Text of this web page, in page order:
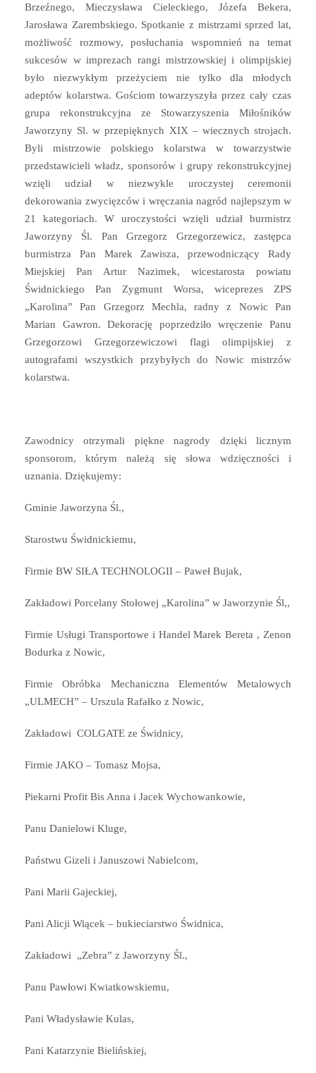
Brzeźnego, Mieczysława Cieleckiego, Józefa Bekera,
Jarosława Zarembskiego. Spotkanie z mistrzami sprzed lat,
możliwość rozmowy, posłuchania wspomnień na temat
sukcesów w imprezach rangi mistrzowskiej i olimpijskiej
było niezwykłym przeżyciem nie tylko dla młodych
adeptów kolarstwa. Gościom towarzyszyła przez cały czas
grupa rekonstrukcyjna ze Stowarzyszenia Miłośników
Jaworzyny Sl. w przepięknych XIX – wiecznych strojach.
Byli mistrzowie polskiego kolarstwa w towarzystwie
przedstawicieli władz, sponsorów i grupy rekonstrukcyjnej
wzięli udział w niezwykle uroczystej ceremonii
dekorowania zwycięzców i wręczania nagród najlepszym w
21 kategoriach. W uroczystości wzięli udział burmistrz
Jaworzyny Śl. Pan Grzegorz Grzegorzewicz, zastępca
burmistrza Pan Marek Zawisza, przewodniczący Rady
Miejskiej Pan Artur Nazimek, wicestarosta powiatu
Świdnickiego Pan Zygmunt Worsa, wiceprezes ZPS
„Karolina” Pan Grzegorz Mechla, radny z Nowic Pan
Marian Gawron. Dekorację poprzedziło wręczenie Panu
Grzegorzowi Grzegorzewiczowi flagi olimpijskiej z
autografami wszystkich przybyłych do Nowic mistrzów
kolarstwa.
Zawodnicy otrzymali piękne nagrody dzięki licznym
sponsorom, którym należą się słowa wdzięczności i
uznania. Dziękujemy:
Gminie Jaworzyna Śl.,
Starostwu Świdnickiemu,
Firmie BW SIŁA TECHNOLOGII – Paweł Bujak,
Zakładowi Porcelany Stołowej „Karolina” w Jaworzynie Śl,,
Firmie Usługi Transportowe i Handel Marek Bereta , Zenon
Bodurka z Nowic,
Firmie Obróbka Mechaniczna Elementów Metalowych
„ULMECH” – Urszula Rafałko z Nowic,
Zakładowi COLGATE ze Świdnicy,
Firmie JAKO – Tomasz Mojsa,
Piekarni Profit Bis Anna i Jacek Wychowankowie,
Panu Danielowi Kluge,
Państwu Gizeli i Januszowi Nabielcom,
Pani Marii Gajeckiej,
Pani Alicji Wiącek – bukieciarstwo Świdnica,
Zakładowi „Zebra” z Jaworzyny Śl.,
Panu Pawłowi Kwiatkowskiemu,
Pani Władysławie Kulas,
Pani Katarzynie Bielińskiej,